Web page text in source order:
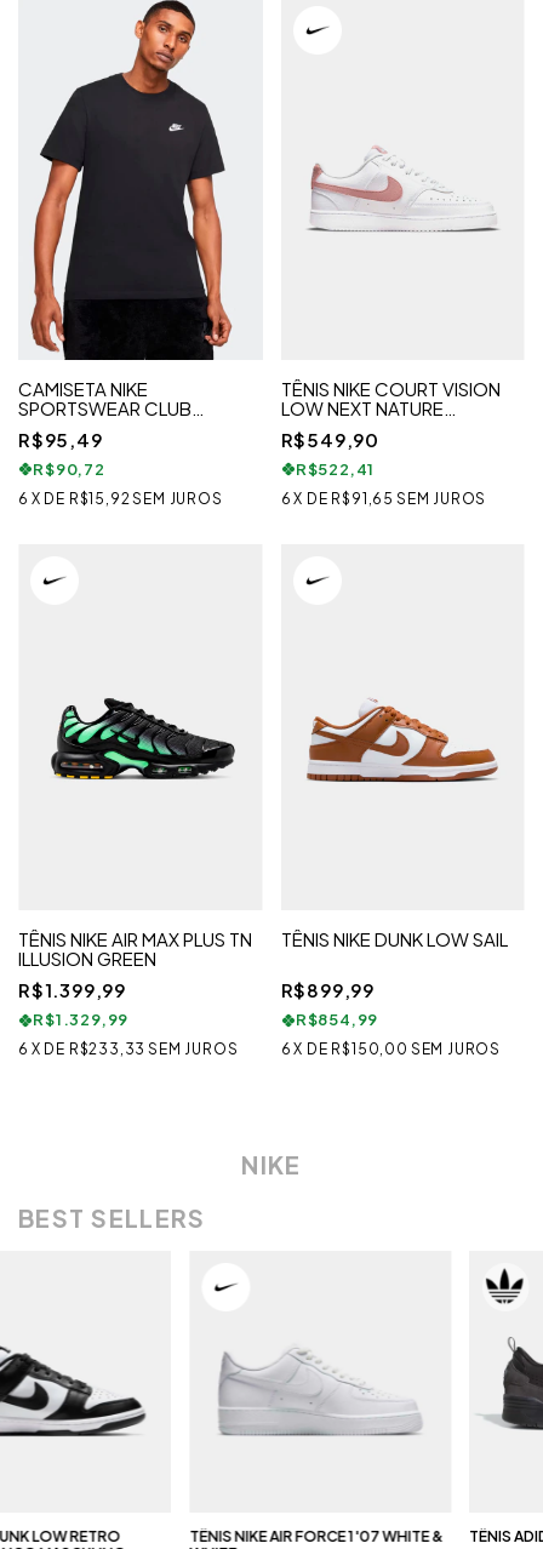
CAMISETA NIKE
SPORTSWEAR CLUB
MASCULINA
R$95,49
R$90,72
6 X DE R$15,92 SEM JUROS
TÊNIS NIKE COURT VISION
LOW NEXT NATURE
FEMININO
R$549,90
R$522,41
6 X DE R$91,65 SEM JUROS
TÊNIS NIKE AIR MAX PLUS TN
ILLUSION GREEN
R$1.399,99
R$1.329,99
6 X DE R$233,33 SEM JUROS
TÊNIS NIKE DUNK LOW SAIL
R$899,99
R$854,99
6 X DE R$150,00 SEM JUROS
NIKE
BEST SELLERS
RETRO
TÊNIS NIKE AIR FORCE 1 '07 WHITE &
TÊNIS ADIDAS